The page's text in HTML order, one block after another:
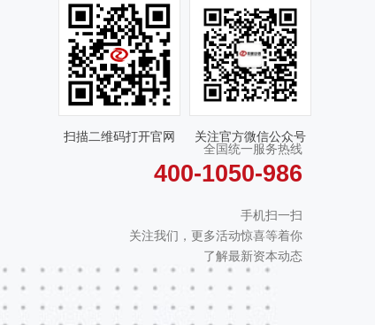
扫描二维码打开官网
关注官方微信公众号
全国统一服务热线
400-1050-986
手机扫一扫
关注我们，更多活动惊喜等着你
了解最新资本动态